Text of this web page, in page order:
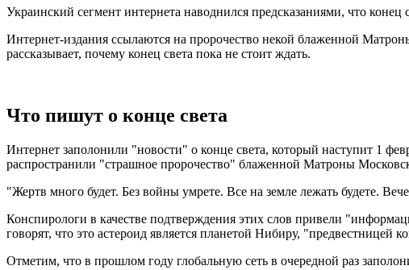
Украинский сегмент интернета наводнился предсказаниями, что конец
Интернет-издания ссылаются на пророчество некой блаженной
рассказывает, почему конец света пока не стоит ждать.
Что пишут о конце света
Интернет заполонили "новости" о конце света, который наступит 1
распространили "страшное пророчество" блаженной Матроны
"Жертв много будет. Без войны умрете. Все на земле лежать будете.
Конспирологи в качестве подтверждения этих слов привели
говорят, что это астероид является планетой Нибиру, "предвестницей
Отметим, что в прошлом году глобальную сеть в очередной раз